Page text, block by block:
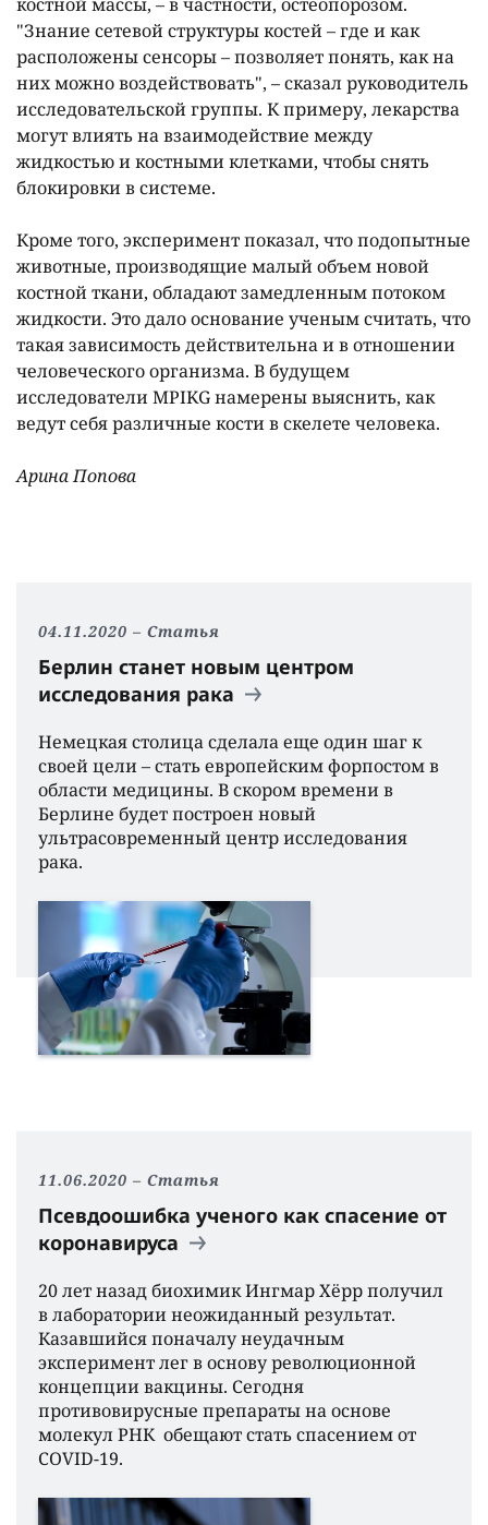
"Знание сетевой структуры костей – где и как
расположены сенсоры – позволяет понять, как на
них можно воздействовать", – сказал руководитель
исследовательской группы. К примеру, лекарства
могут влиять на взаимодействие между
жидкостью и костными клетками, чтобы снять
блокировки в системе.
Кроме того, эксперимент показал, что подопытные
животные, производящие малый объем новой
костной ткани, обладают замедленным потоком
жидкости. Это дало основание ученым считать, что
такая зависимость действительна и в отношении
человеческого организма. В будущем
исследователи MPIKG намерены выяснить, как
ведут себя различные кости в скелете человека.
Арина Попова
04.11.2020 Статья
Берлин станет новым центром
исследования рака
Немецкая столица сделала еще один шаг к
своей цели – стать европейским форпостом в
области медицины. В скором времени в
Берлине будет построен новый
ультрасовременный центр исследования
рака.
11.06.2020 Статья
Псевдоошибка ученого как спасение от
коронавируса
20 лет назад биохимик Ингмар Хёрр получил
в лаборатории неожиданный результат.
Казавшийся поначалу неудачным
эксперимент лег в основу революционной
концепции вакцины. Сегодня
противовирусные препараты на основе
молекул РНК обещают стать спасением от
COVID-19.